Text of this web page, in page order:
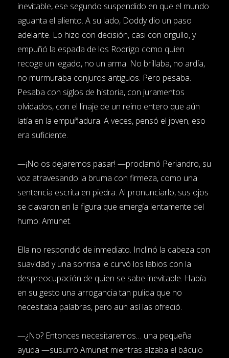
inevitable, ese segundo suspendido en que el mundo
aguanta el aliento. A su lado, Doddy dio un paso
adelante. Lo hizo con decisión, casi con orgullo, y
empuñó la espada de los Rodrigo como quien
recoge un legado, no un arma. No brillaba, no ardía,
no murmuraba conjuros antiguos. Pero pesaba.
Pesaba con siglos de historia, con juramentos
olvidados, con el linaje de un reino entero que aún
latía en la empuñadura. A veces, pensó el joven, eso
era suficiente.
—¡No os dejaremos pasar! —proclamó Periandro, su
voz atravesando la bruma con firmeza, como una
sentencia escrita en piedra. Al pronunciarlo, sus ojos
se clavaron en la figura que emergía lentamente del
humo: Amunet.
Ella no respondió de inmediato. Inclinó la cabeza con
suavidad y una sonrisa le curvó los labios con la
despreocupación de quien se sabe inevitable. Había
en su gesto una arrogancia tan pulida que no
necesitaba palabras, pero aun así las ofreció.
—¿No? Entonces necesitaremos… una pequeña
ayuda —susurró Amunet mientras alzaba el báculo